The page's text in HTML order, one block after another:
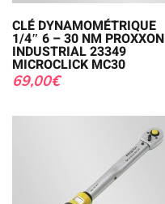
CLÉ DYNAMOMÉTRIQUE
1/4″ 6 – 30 NM PROXXON
INDUSTRIAL 23349
MICROCLICK MC30
69,00€